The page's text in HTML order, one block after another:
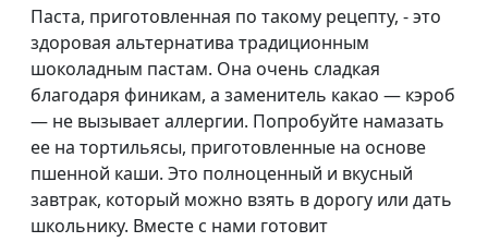
Зелёный коктейль и
гранола
Ольга Чернова, повар
санатория «Живой
Яблоко в тесте и
свекольно-морковный
чай
Ольга Чернова, повар
санатория «Живой
источник»
#119
Картофельный хлеб и
Ольга Чернова, повар
Паста, приготовленная по такому рецепту, - это
здоровая альтернатива традиционным
шоколадным пастам. Она очень сладкая
благодаря финикам, а заменитель какао — кэроб
— не вызывает аллергии. Попробуйте намазать
ее на тортильясы, приготовленные на основе
пшенной каши. Это полноценный и вкусный
завтрак, который можно взять в дорогу или дать
школьнику. Вместе с нами готовит